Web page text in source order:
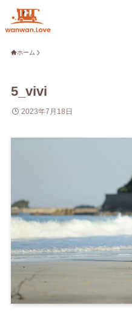
ホーム
5_vivi
2023年7月18日